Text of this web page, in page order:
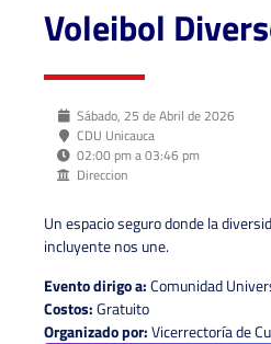
Voleibol
Sábado, 25 de Abril de 2026
CDU Unicauca
02:00 pm a 03:46 pm
Direccion
Un espacio seguro donde la
incluyente nos une.
Evento dirigo a:Comunidad
Costos:Gratuito
Organizado por:Vicerrectoría de